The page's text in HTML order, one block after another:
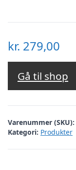
kr. 279,00
Gå til shop
Varenummer (SKU):
Kategori: Produkter